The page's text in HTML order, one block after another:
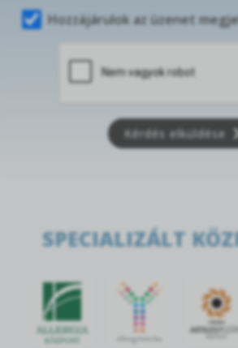
Hozzájárulok az üzenet
Kérdés elküldése
SPECIALIZÁLT